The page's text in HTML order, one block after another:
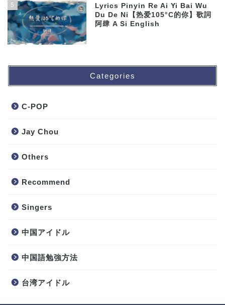
5
Lyrics Pinyin Re Ai Yi Bai Wu
Du De Ni【热爱105°C的你】歌詞
阿肆 A Si English
Categories
C-POP
Jay Chou
Others
Recommend
Singers
中国アイドル
中国語勉強方法
台湾アイドル